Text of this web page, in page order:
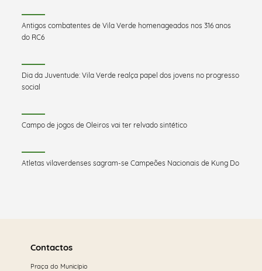
Antigos combatentes de Vila Verde homenageados nos 316 anos
do RC6
Dia da Juventude: Vila Verde realça papel dos jovens no progresso
social
Campo de jogos de Oleiros vai ter relvado sintético
Atletas vilaverdenses sagram-se Campeões Nacionais de Kung Do
maisContactos
Praça do Município